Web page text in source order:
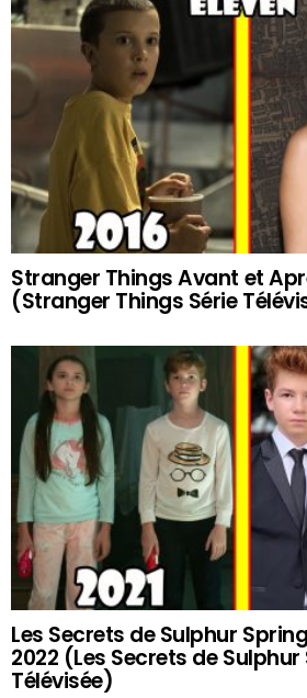
Stranger Things Avant et
(Stranger Things Série
Les Secrets de Sulphur
2022 (Les Secrets de
Télévisée)